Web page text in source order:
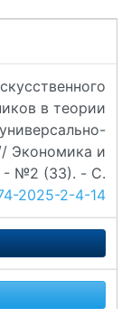
в теории
Экономика и
- №2 (33). - C.
2025-2-4-14